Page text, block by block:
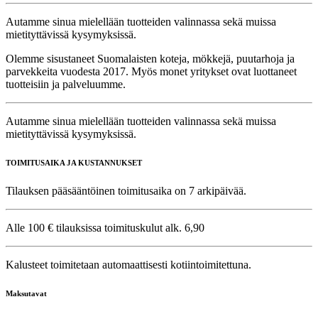
Autamme sinua mielellään tuotteiden valinnassa sekä muissa
mietityttävissä kysymyksissä.
Olemme sisustaneet Suomalaisten koteja, mökkejä, puutarhoja ja
parvekkeita vuodesta 2017. Myös monet yritykset ovat luottaneet
tuotteisiin ja palveluumme.
Autamme sinua mielellään tuotteiden valinnassa sekä muissa
mietityttävissä kysymyksissä.
TOIMITUSAIKA JA KUSTANNUKSET
Tilauksen pääsääntöinen toimitusaika on 7 arkipäivää.
Alle 100 € tilauksissa toimituskulut alk. 6,90
Kalusteet toimitetaan automaattisesti kotiintoimitettuna.
Maksutavat